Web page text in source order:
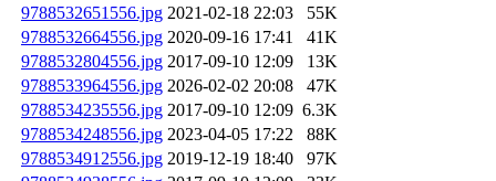
9788532651556.jpg 2021-02-18 22:03
55K
9788532664556.jpg 2020-09-16 17:41
41K
9788532804556.jpg 2017-09-10 12:09
13K
9788533964556.jpg 2026-02-02 20:08
47K
9788534235556.jpg 2017-09-10 12:09 6.3K
9788534248556.jpg 2023-04-05 17:22
88K
9788534912556.jpg 2019-12-19 18:40
97K